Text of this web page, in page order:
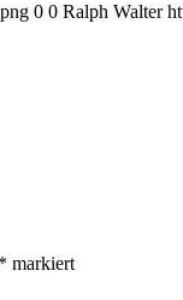
0 0 Ralph Walter
* markiert